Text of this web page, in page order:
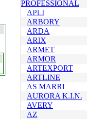
PROFESSIONAL
APLI
ARBORY
ARDA
ARIX
ARMET
ARMOR
ARTEXPORT
ARTLINE
AS MARRI
AURORA K.I.N.
AVERY
AZ